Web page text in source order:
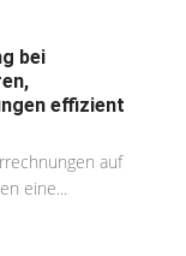
bei
effizient
auf
eine...